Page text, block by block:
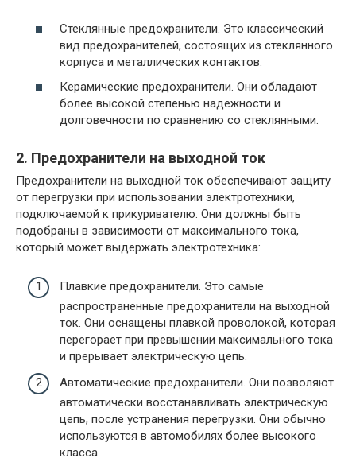
Стеклянные предохранители. Это классический
вид предохранителей, состоящих из стеклянного
корпуса и металлических контактов.
Керамические предохранители. Они обладают
более высокой степенью надежности и
долговечности по сравнению со стеклянными.
2. Предохранители на выходной ток
Предохранители на выходной ток обеспечивают защиту
от перегрузки при использовании электротехники,
подключаемой к прикуривателю. Они должны быть
подобраны в зависимости от максимального тока,
который может выдержать электротехника:
Плавкие предохранители. Это самые
распространенные предохранители на выходной
ток. Они оснащены плавкой проволокой, которая
перегорает при превышении максимального тока
и прерывает электрическую цепь.
Автоматические предохранители. Они позволяют
автоматически восстанавливать электрическую
цепь, после устранения перегрузки. Они обычно
используются в автомобилях более высокого
класса.